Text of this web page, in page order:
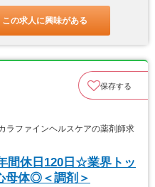
この求人に興味がある
保存する
ファインヘルスケアの薬剤師求
間休日120日☆業界トッ
母体◎＜調剤＞